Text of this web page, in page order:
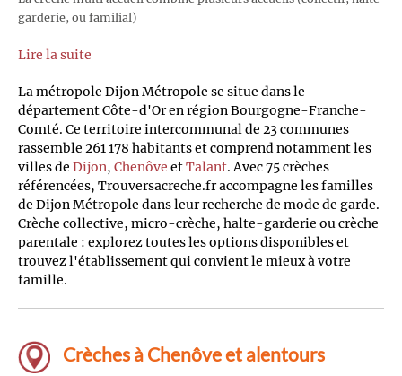
garderie, ou familial)
Lire la suite
La métropole Dijon Métropole se situe dans le
département Côte-d'Or en région Bourgogne-Franche-
Comté. Ce territoire intercommunal de 23 communes
rassemble 261 178 habitants et comprend notamment les
villes de Dijon, Chenôve etTalant. Avec 75 crèches
référencées, Trouversacreche.fr accompagne les familles
de Dijon Métropole dans leur recherche de mode de garde.
Crèche collective, micro-crèche, halte-garderie ou crèche
parentale : explorez toutes les options disponibles et
trouvez l'établissement qui convient le mieux à votre
famille.
Crèches à Chenôve et alentours